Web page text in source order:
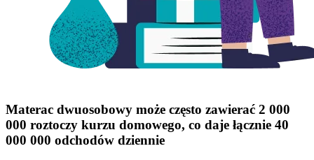
Materac dwuosobowy może często zawierać 2 000
000 roztoczy kurzu domowego, co daje łącznie 40
000 000 odchodów dziennie